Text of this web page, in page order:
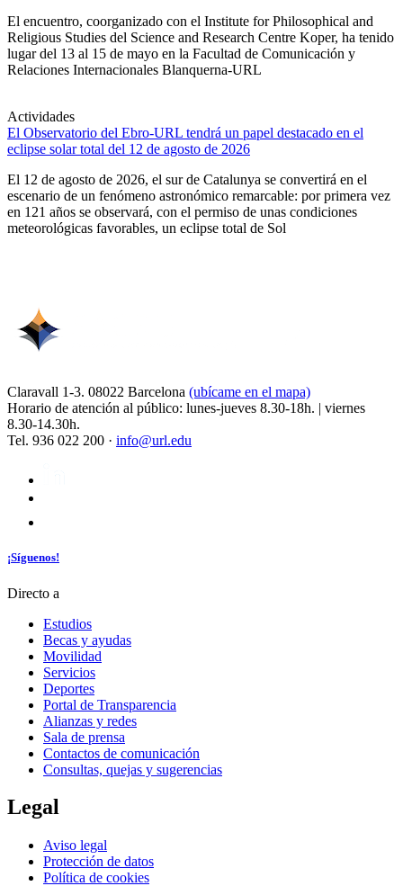
El encuentro, coorganizado con el Institute for Philosophical and
Religious Studies del Science and Research Centre Koper, ha tenido
lugar del 13 al 15 de mayo en la Facultad de Comunicación y
Relaciones Internacionales Blanquerna-URL
Actividades
El Observatorio del Ebro-URL tendrá un papel destacado en el
eclipse solar total del 12 de agosto de 2026
El 12 de agosto de 2026, el sur de Catalunya se convertirá en el
escenario de un fenómeno astronómico remarcable: por primera vez
en 121 años se observará, con el permiso de unas condiciones
meteorológicas favorables, un eclipse total de Sol
Claravall 1-3. 08022 Barcelona (ubícame en el mapa)
Horario de atención al público: lunes-jueves 8.30-18h. | viernes
8.30-14.30h.
Tel. 936 022 200 · info@url.edu
¡Síguenos!
Directo a
Estudios
Becas y ayudas
Movilidad
Servicios
Deportes
Portal de Transparencia
Alianzas y redes
Sala de prensa
Contactos de comunicación
Consultas, quejas y sugerencias
Legal
Aviso legal
Protección de datos
Política de cookies